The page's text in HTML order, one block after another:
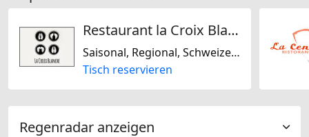
Restaurant la Croix Blanche Posieux
Saisonal, Regional, Schweizerisch, Französisch
Tisch reservieren
Regenradar anzeigen